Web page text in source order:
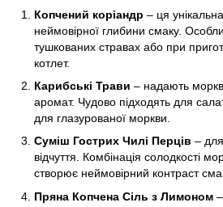
Копчений коріандр – ця
неймовірної глибини смаку.
тушкованих стравах або при
котлет.
Карибські Трави – надають
аромат. Чудово підходять для
для глазурованої моркви.
Суміш Гострих Чилі Перців –
відчуття. Комбінація солодкості
створює неймовірний контраст
Пряна Копчена Сіль з Лимоном